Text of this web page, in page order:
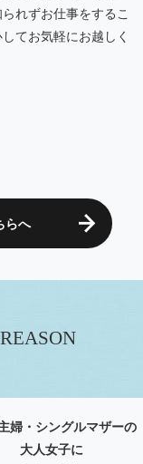
れずお仕事をするこ
てお気軽にお越しく
らへ
REASON
婦・シングルマザーの
大人女子に